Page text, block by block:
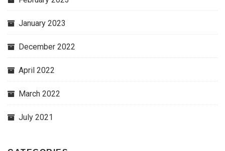
January 2023
December 2022
April 2022
March 2022
July 2021